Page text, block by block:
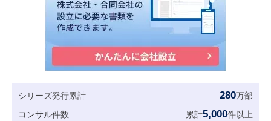
シリーズ発行累計 280万部
コンサル件数
累計5,000件以上